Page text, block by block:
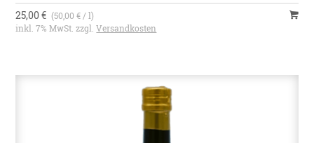
25,00 € (50,00 € / l)
inkl. 7% MwSt. zzgl.Versandkosten